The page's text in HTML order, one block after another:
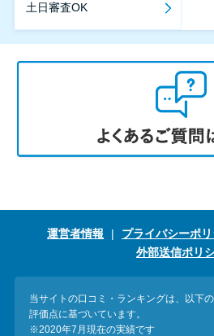
土日審査OK
運営者情報 プライバシーポ
外部送信ポリ
当サイトの口コミ・ランキングは、以下
評価点に基づいています。
※2020年7月現在の実績です